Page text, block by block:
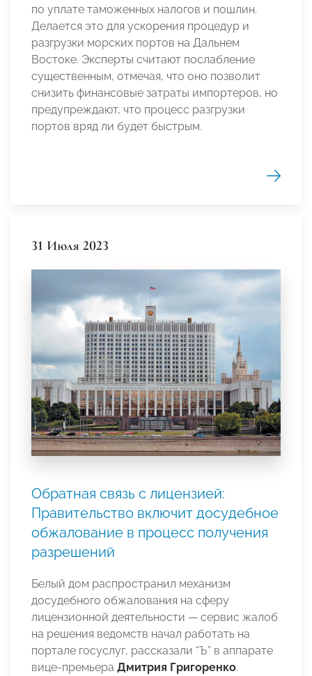
по уплате таможенных налогов и пошлин.
Делается это для ускорения процедур и
разгрузки морских портов на Дальнем
Востоке. Эксперты считают послабление
существенным, отмечая, что оно позволит
снизить финансовые затраты импортеров, но
предупреждают, что процесс разгрузки
портов вряд ли будет быстрым.
31 Июля 2023
Обратная связь с лицензией:
Правительство включит досудебное
обжалование в процесс получения
разрешений
Белый дом распространил механизм
досудебного обжалования на сферу
лицензионной деятельности — сервис жалоб
на решения ведомств начал работать на
портале госуслуг, рассказали “Ъ” в аппарате
вице-премьера Дмитрия Григоренко.